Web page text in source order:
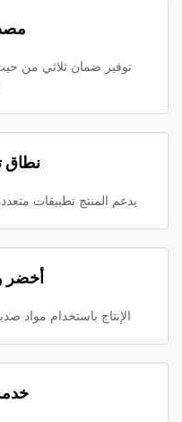
توفير ضمان ثلاثي من
نطاق
يدعم المنتج تطبيقات
أخضر
الإنتاج باستخدام مواد